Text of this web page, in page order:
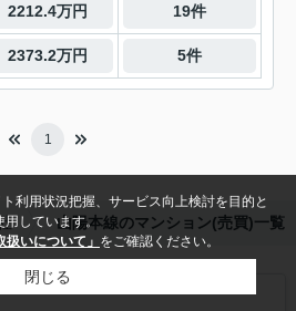
2212.4万円 19件
2373.2万円 5件
1
山陽本線のマンション(売買)一覧
利用状況把握、サービス向上検討を目的と
用しています。
扱いについて」 をご確認ください。
閉じる